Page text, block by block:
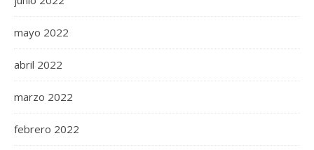
mayo 2022
abril 2022
marzo 2022
febrero 2022